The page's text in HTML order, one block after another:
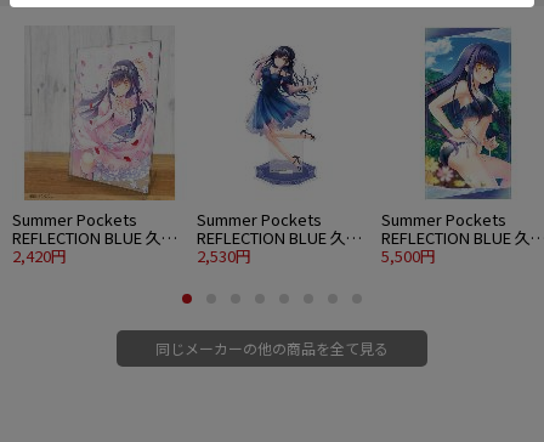
(c)Omegavision,Inc.
Summer Pockets
REFLECTION BLUE 久島
鴎 アクリルアートスタ
2,420円
Summer Pockets
REFLECTION BLUE 久島
鴎 アクリルスタンド 大
2,530円
Summer Pockets
REFLECTION BLUE 久
鴎 120cmビッグタオル
5,500円
同じメーカーの他の商品を全て見る